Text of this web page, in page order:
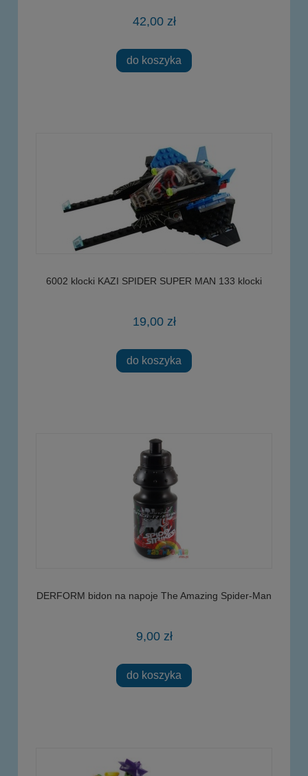
42,00 zł
do koszyka
6002 klocki KAZI SPIDER SUPER MAN 133 klocki
19,00 zł
do koszyka
DERFORM bidon na napoje The Amazing Spider-Man
9,00 zł
do koszyka